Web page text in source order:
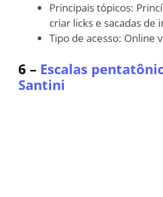
Principais tópicos:
criar licks e sacadas de
Tipo de acesso: Online
6 – Escalas
Santini